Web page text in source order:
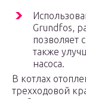
Grundfos,
позволяет
также
насоса.
В котлах
трехходовой